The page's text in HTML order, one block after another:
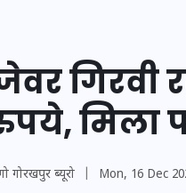
गिरवी
मिला
गोरखपुर ब्यूरो Mon, 16 Dec